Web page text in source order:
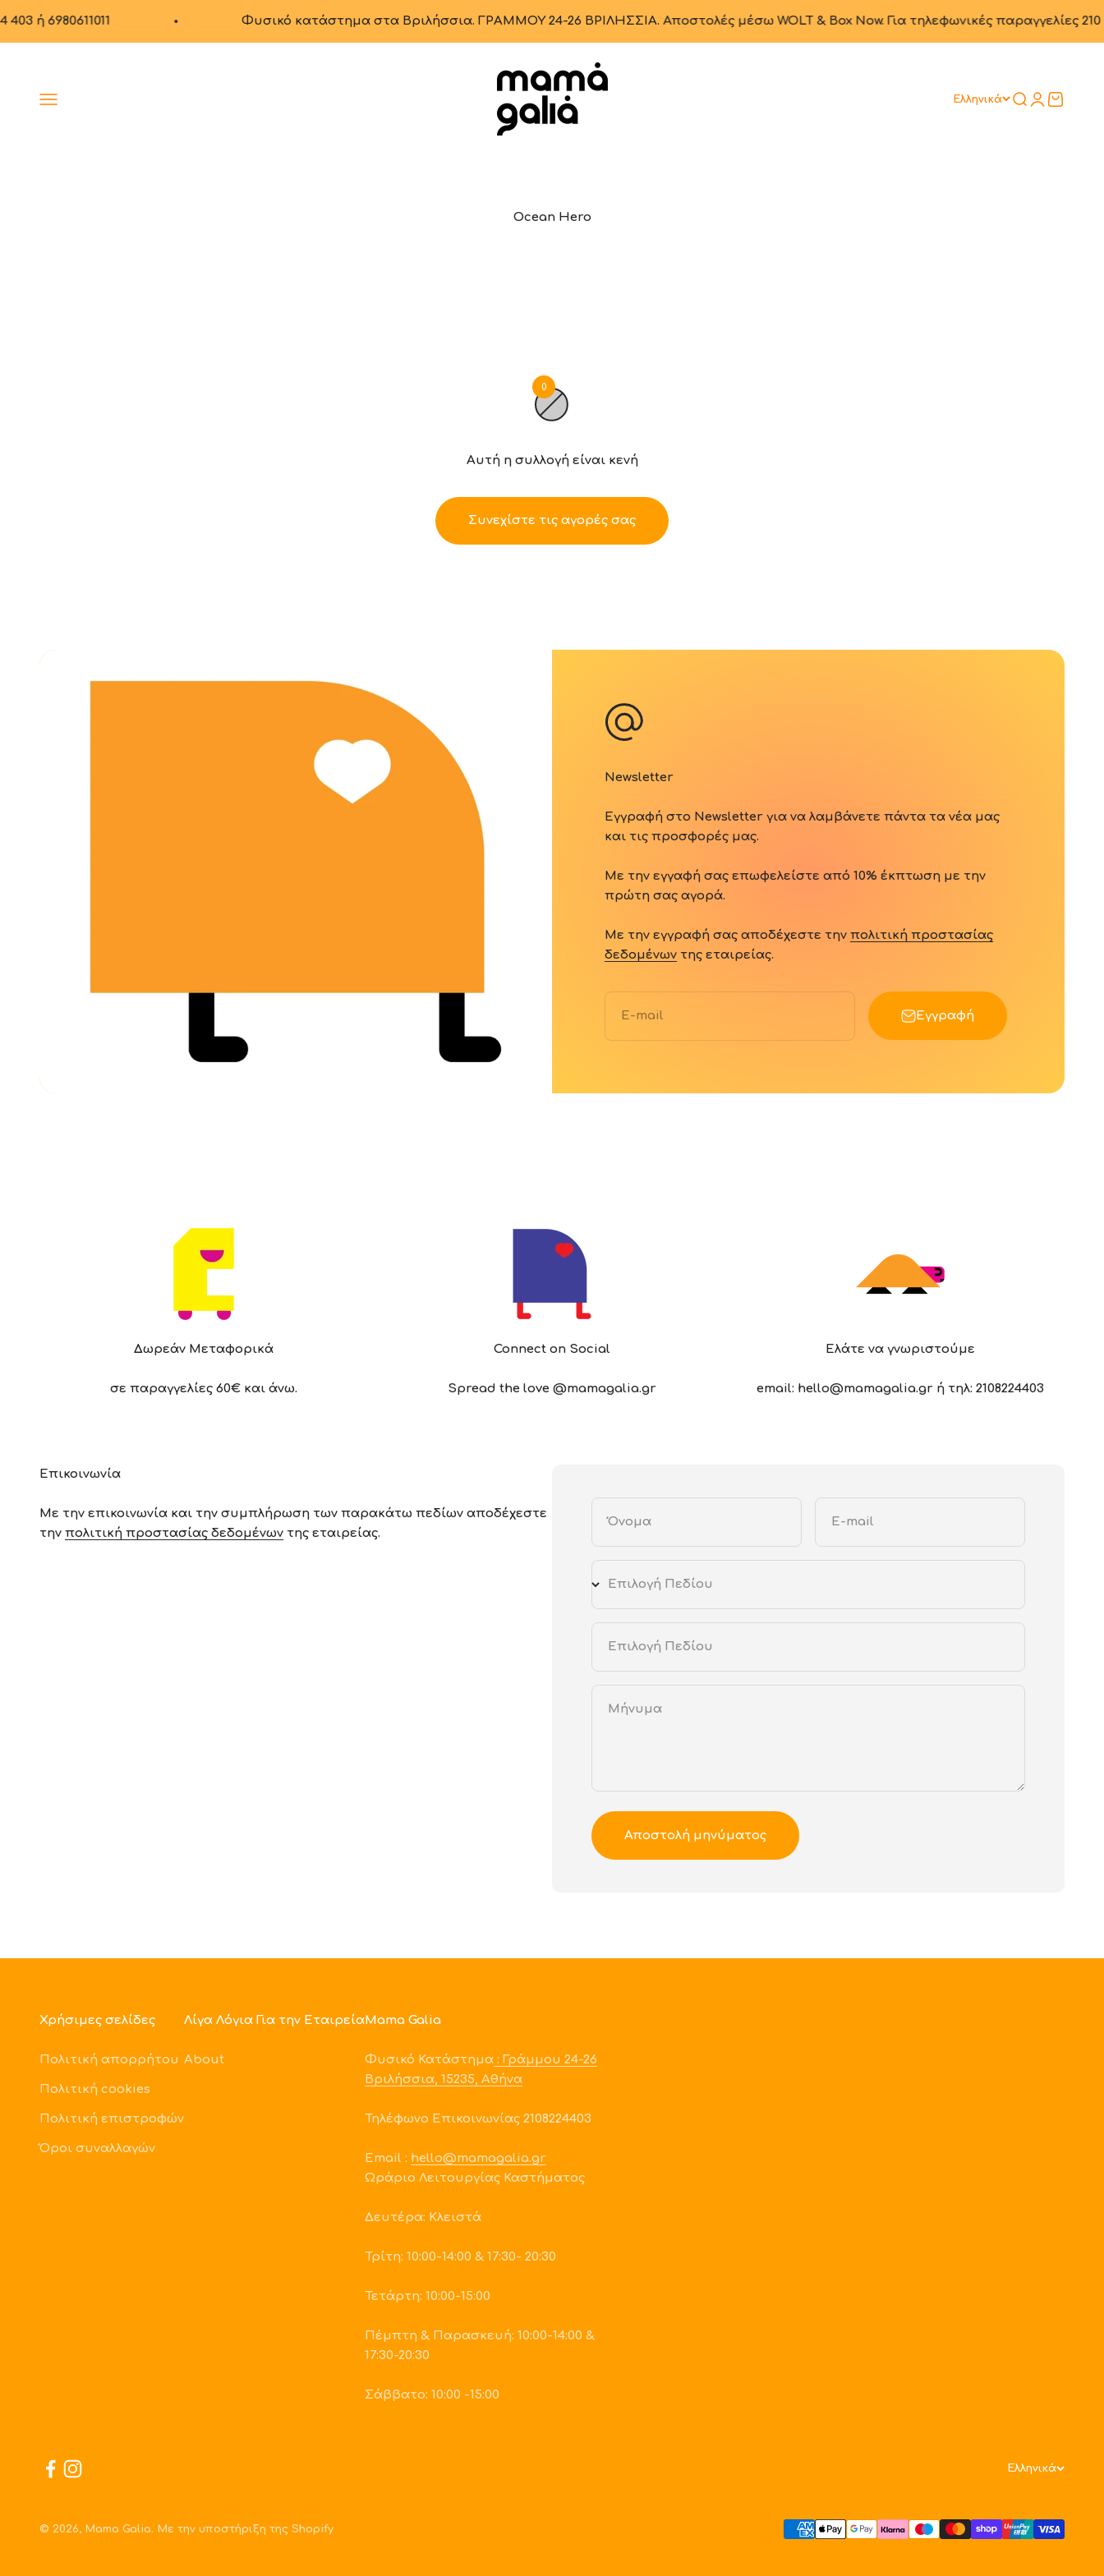
Φυσικό κατάστημα στα Βριλήσσια. ΓΡΑΜΜΟΥ 24-26 ΒΡΙΛΗΣΣΙΑ. Αποστολές μέσω WOLT & Box Now. Για τηλεφωνικές παραγγελίες 210 82 24
Μενού
Mama Galia
Ελληνικά Αναζήτηση
Σύνδεση
Καλάθι
0
Αυτή η συλλογή είναι κενή
Συνεχίστε τις αγορές σας
Newsletter
Εγγραφή στο Newsletter για να λαμβάνετε πάντα τα νέα μας
και τις προσφορές μας.
Με την εγγαφή σας επωφελείστε από 10% έκπτωση με την
πρώτη σας αγορά.
Με την εγγραφή σας αποδέχεστε την πολιτική προστασίας
δεδομένων της εταιρείας.
E-mail Εγγραφή
Δωρεάν Μεταφορικά
σε παραγγελίες 60€ και άνω.
Connect on Social
Spread the love @mamagalia.gr
Ελάτε να γνωριστούμε
email: hello@mamagalia.gr ή τηλ: 2108224403
Επικοινωνία
Με την επικοινωνία και την συμπλήρωση των παρακάτω πεδίων αποδέχεστε
την πολιτική προστασίας δεδομένων της εταιρείας.
Όνομα E-mail
Επιλογή Πεδίου
Επιλογή Πεδίου
Μήνυμα
Αποστολή μηνύματος
Χρήσιμες σελίδες
Πολιτική απορρήτου
Πολιτική cookies
Πολιτική επιστροφών
Όροι συναλλαγών
Λίγα Λόγια Για την Εταιρεία
About
Mama Galia
Φυσικό Κατάστημα : Γράμμου 24-26
Βριλήσσια, 15235, Αθήνα
Τηλέφωνο Επικοινωνίας 2108224403
Εmail : hello@mamagalia.gr
Ωράριο Λειτουργίας Καστήματος
Δευτέρα: Κλειστά
Τρίτη: 10:00-14:00 & 17:30- 20:30
Τετάρτη: 10:00-15:00
Πέμπτη & Παρασκευή: 10:00-14:00 &
17:30-20:30
Σάββατο: 10:00 -15:00
Ελληνικά
© 2026, Mama Galia. Με την υποστήριξη της Shopify